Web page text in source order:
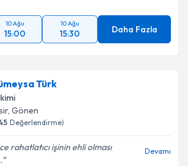
10 Ağu
15:00
10 Ağu
15:30 Daha Fazla
Türk
, Gönen
Değerlendirme)
rahatlatıcı işinin ehli olması
Devamı